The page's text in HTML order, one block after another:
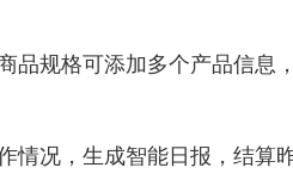
品规格可添加多个产品信息
情况，生成智能日报，结